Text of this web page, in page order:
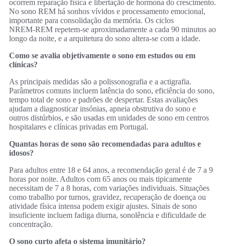
ocorrem reparação física e libertação de hormona do crescimento.
No sono REM há sonhos vívidos e processamento emocional,
importante para consolidação da memória. Os ciclos
NREM‑REM repetem‑se aproximadamente a cada 90 minutos ao
longo da noite, e a arquitetura do sono altera‑se com a idade.
Como se avalia objetivamente o sono em estudos ou em
clínicas?
As principais medidas são a polissonografia e a actigrafia.
Parâmetros comuns incluem latência do sono, eficiência do sono,
tempo total de sono e padrões de despertar. Estas avaliações
ajudam a diagnosticar insónias, apneia obstrutiva do sono e
outros distúrbios, e são usadas em unidades de sono em centros
hospitalares e clínicas privadas em Portugal.
Quantas horas de sono são recomendadas para adultos e
idosos?
Para adultos entre 18 e 64 anos, a recomendação geral é de 7 a 9
horas por noite. Adultos com 65 anos ou mais tipicamente
necessitam de 7 a 8 horas, com variações individuais. Situações
como trabalho por turnos, gravidez, recuperação de doença ou
atividade física intensa podem exigir ajustes. Sinais de sono
insuficiente incluem fadiga diurna, sonolência e dificuldade de
concentração.
O sono curto afeta o sistema imunitário?